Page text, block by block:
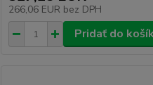
266,06 EUR bez DPH
Pridať do